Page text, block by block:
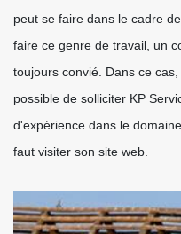
peut se faire dans le cadre
faire ce genre de travail, un
toujours convié. Dans ce
possible de solliciter KP
d'expérience dans le
faut visiter son site web.